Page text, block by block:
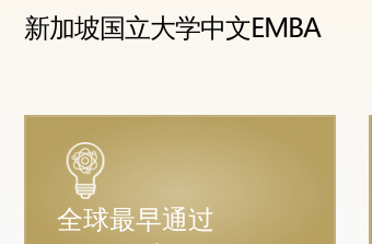
新加坡国立大学中文EMBA
全球最早通过